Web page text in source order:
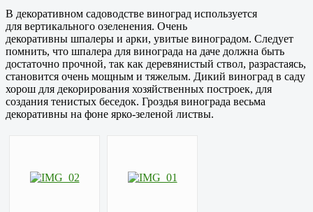
В декоративном садоводстве виноград используется
для вертикального озеленения. Очень
декоративны шпалеры и арки, увитые виноградом. Следует
помнить, что шпалера для винограда на даче должна быть
достаточно прочной, так как деревянистый ствол, разрастаясь,
становится очень мощным и тяжелым. Дикий виноград в саду
хорош для декорирования хозяйственных построек, для
создания тенистых беседок. Гроздья винограда весьма
декоративны на фоне ярко-зеленой листвы.